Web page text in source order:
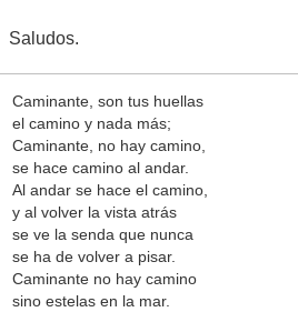
Saludos.
Caminante, son tus huellas
el camino y nada más;
Caminante, no hay camino,
se hace camino al andar.
Al andar se hace el camino,
y al volver la vista atrás
se ve la senda que nunca
se ha de volver a pisar.
Caminante no hay camino
sino estelas en la mar.